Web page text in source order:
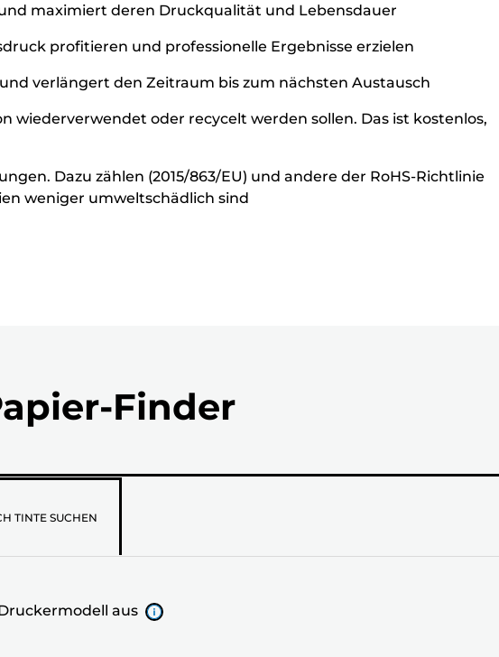
maximiert deren Druckqualität und Lebensdauer
profitieren und professionelle Ergebnisse erzielen
verlängert den Zeitraum bis zum nächsten Austausch
wiederverwendet oder recycelt werden sollen. Das ist kostenlos,
Dazu zählen (2015/863/EU) und andere der RoHS-Richtlinie
weniger umweltschädlich sind
Finder
TINTE SUCHEN
aus